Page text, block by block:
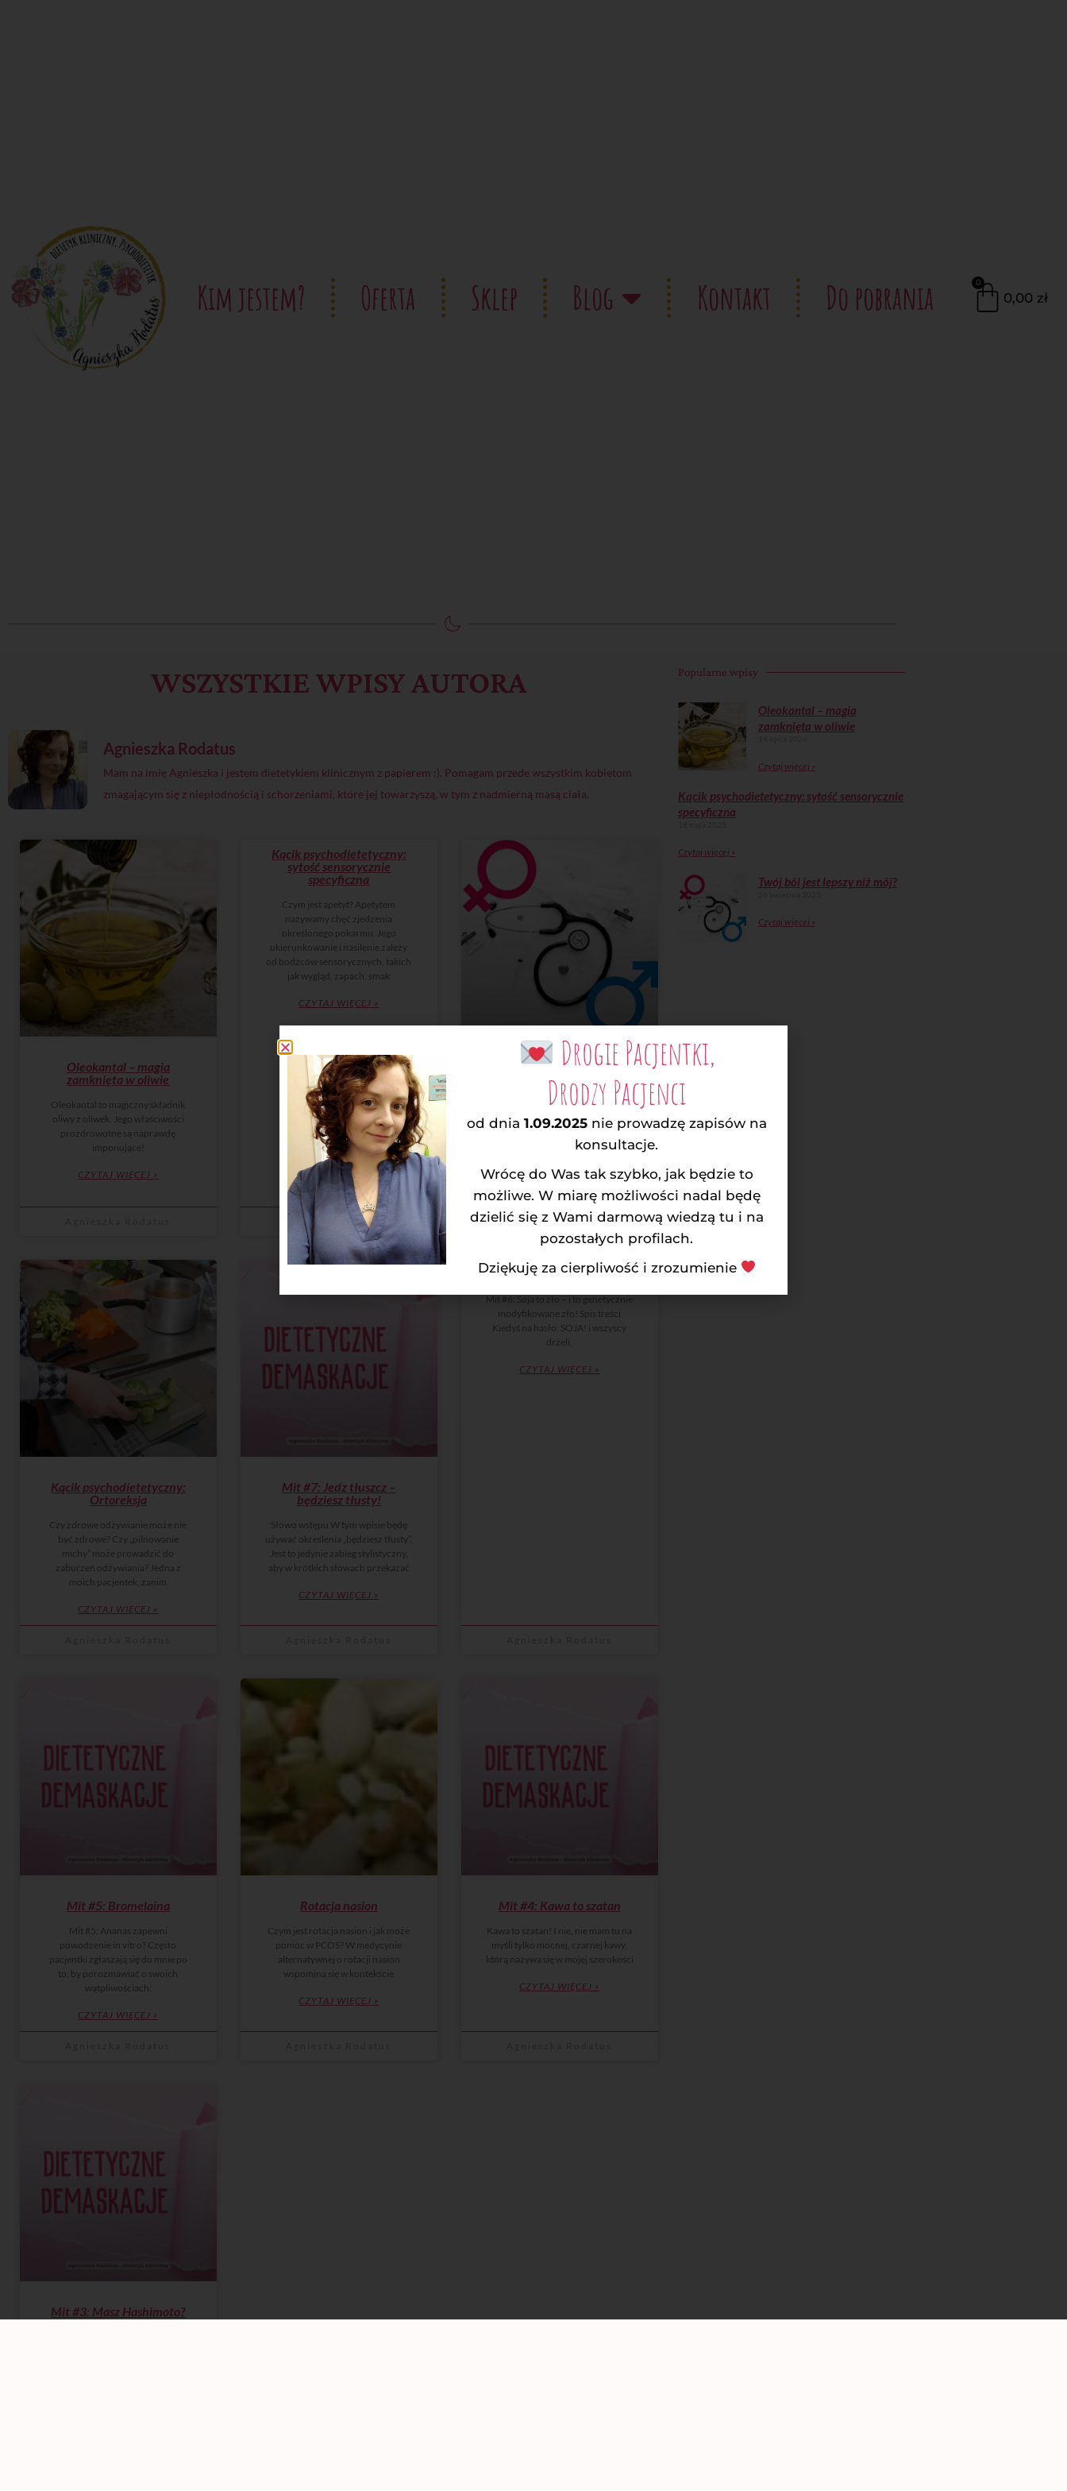
Kim jestem? Oferta Sklep Blog Kontakt Do pobrania 0,00 zł
0
WSZYSTKIE WPISY AUTORA
Agnieszka Rodatus
Mam na imię Agnieszka i jestem dietetykiem klinicznym z papierem :). Pomagam przede wszystkim kobietom
zmagającym się z niepłodnością i schorzeniami, które jej towarzyszą, w tym z nadmierną masą ciała.
Oleokantal – magia
zamknięta w oliwie
Oleokantal to magiczny składnik
oliwy z oliwek. Jego właściwości
prozdrowotne są naprawdę
imponujące!
CZYTAJ WIĘCEJ »
Kącik psychodietetyczny:
sytość sensorycznie
specyficzna
Czym jest apetyt? Apetytem
nazywamy chęć zjedzenia
określonego pokarmu. Jego
ukierunkowanie i nasilenie zależy
od bodźców sensorycznych, takich
jak wygląd, zapach, smak
CZYTAJ WIĘCEJ »
Agnieszka Rodatus
Twój ból jest lepszy niż mój?
Co do tego nie ma wątpliwości:
różnic między kobietami i
mężczyznami jest wiele.
psychiczne, hormony, role
CZYTAJ WIĘCEJ »
Agnieszka Rodatus
Kącik psychodietetyczny:
Ortoreksja
Czy zdrowe odżywianie może nie
być zdrowe? Czy „pilnowanie
michy” może prowadzić do
zaburzeń odżywiania? Jedna z
moich pacjentek, zanim
CZYTAJ WIĘCEJ »
Mit #7: Jedz tłuszcz –
będziesz tłusty!
Słowo wstępu W tym wpisie będę
używać określenia „będziesz tłusty”.
Jest to jedynie zabieg stylistyczny,
aby w krótkich słowach przekazać
CZYTAJ WIĘCEJ »
Mit #6: Mity sojowe
Mit #6: Soja to zło – i to genetycznie
modyfikowane zło! Spis treści
Kiedyś na hasło: SOJA! i wszyscy
drżeli,
CZYTAJ WIĘCEJ »
Mit #5: Bromelaina
Mit #5: Ananas zapewni
powodzenie in vitro? Często
pacjentki zgłaszają się do mnie po
to, by porozmawiać o swoich
wątpliwościach:
CZYTAJ WIĘCEJ »
Rotacja nasion
Czym jest rotacja nasion i jak może
pomóc w PCOS? W medycynie
alternatywnej o rotacji nasion
wspomina się w kontekście
CZYTAJ WIĘCEJ »
Mit #4: Kawa to szatan
Kawa to szatan! I nie, nie mam tu na
myśli tylko mocnej, czarnej kawy,
którą nazywa się w mojej szerokości
CZYTAJ WIĘCEJ »
Mit #3: Masz Hashimoto?
Odstaw gluten i laktozę!
Popularne wpisy
Oleokantal – magia
zamknięta w oliwie
Czytaj więcej »
Kącik psychodietetyczny: sytość sensorycznie
specyficzna
Czytaj więcej »
Twój ból jest lepszy niż mój?
Czytaj więcej »
Drogie Pacjentki,
Drodzy Pacjenci
od dnia 1.09.2025 nie prowadzę zapisów na
konsultacje.
Wrócę do Was tak szybko, jak będzie to
możliwe. W miarę możliwości nadal będę
dzielić się z Wami darmową wiedzą tu i na
pozostałych profilach.
Dziękuję za cierpliwość i zrozumienie